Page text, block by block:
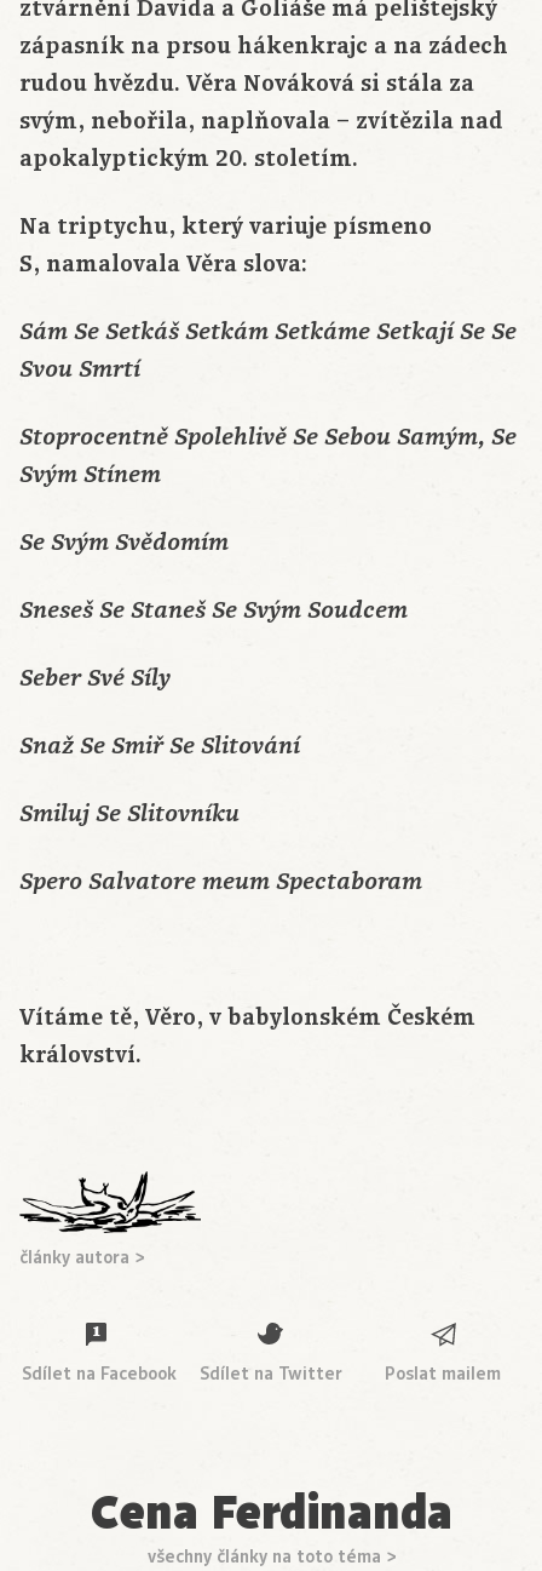
ztvárnění Davida a Goliáše má pelištejský
zápasník na prsou hákenkrajc a na zádech
rudou hvězdu. Věra Nováková si stála za
svým, nebořila, naplňovala – zvítězila nad
apokalyptickým 20. stoletím.
Na triptychu, který variuje písmeno
S, namalovala Věra slova:
Sám Se Setkáš Setkám Setkáme Setkají Se Se
Svou Smrtí
Stoprocentně Spolehlivě Se Sebou Samým, Se
Svým Stínem
Se Svým Svědomím
Sneseš Se Staneš Se Svým Soudcem
Seber Své Síly
Snaž Se Smiř Se Slitování
Smiluj Se Slitovníku
Spero Salvatore meum Spectaboram
Vítáme tě, Věro, v babylonském Českém
království.
články autora >
Sdílet na Facebook Sdílet na Twitter Poslat mailem
Cena Ferdinanda
všechny články na toto téma >